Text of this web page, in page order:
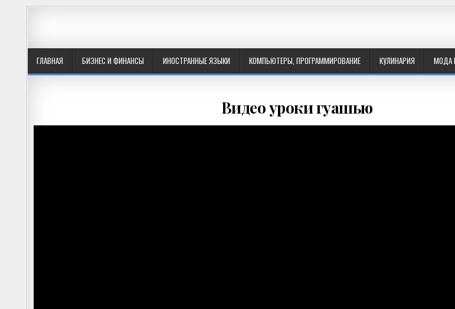
ГЛАВНАЯ БИЗНЕС И ФИНАНСЫ ИНОСТРАННЫЕ ЯЗЫКИ КОМПЬЮТЕРЫ, ПРОГРАММИРОВАНИЕ КУЛИНАРИЯ МОДА
Видео уроки гуашью